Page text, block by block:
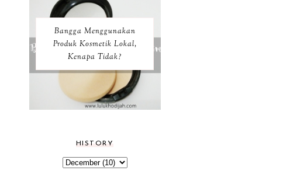
Bangga Menggunakan
Produk Kosmetik Lokal,
Kenapa Tidak?
HISTORY